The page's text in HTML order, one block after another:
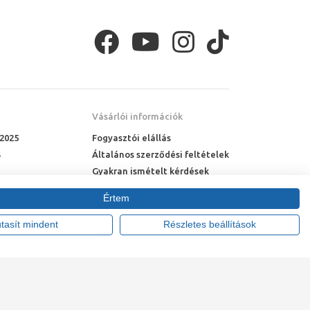
Vásárlói információk
Fogyasztói elállás
Általános szerződési feltételek
Gyakran ismételt kérdések
Online rendelés menete
Fizetési feltételek
Értem
mindent Részletes beállítások